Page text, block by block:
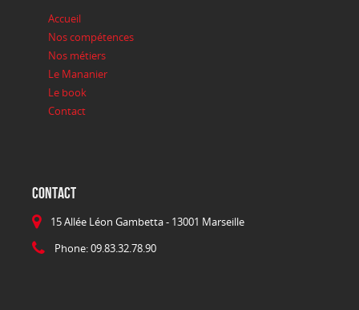
Accueil
Nos compétences
Nos métiers
Le Mananier
Le book
Contact
CONTACT
15 Allée Léon Gambetta - 13001 Marseille
Phone: 09.83.32.78.90